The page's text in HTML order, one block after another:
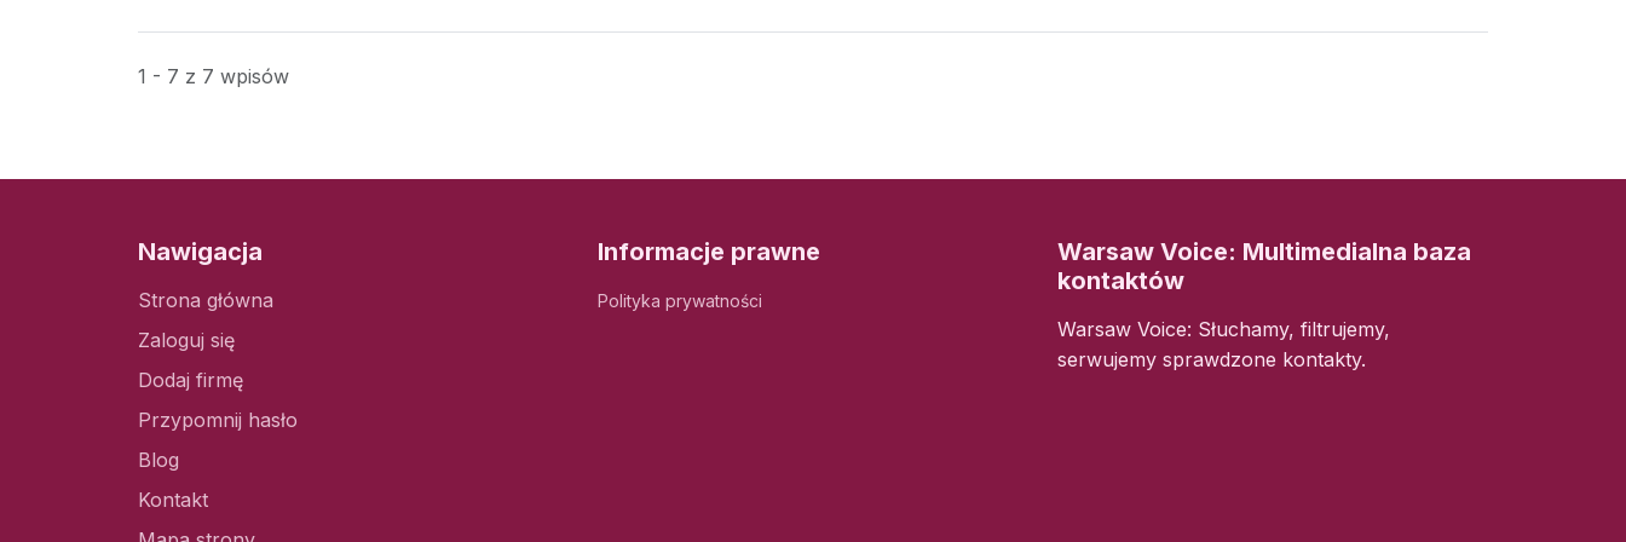
1 - 7 z 7 wpisów
Nawigacja
Strona główna
Zaloguj się
Dodaj firmę
Przypomnij hasło
Blog
Kontakt
Informacje prawne
Polityka prywatności
Warsaw Voice: Multimedialna baza
kontaktów
Warsaw Voice: Słuchamy, filtrujemy,
serwujemy sprawdzone kontakty.